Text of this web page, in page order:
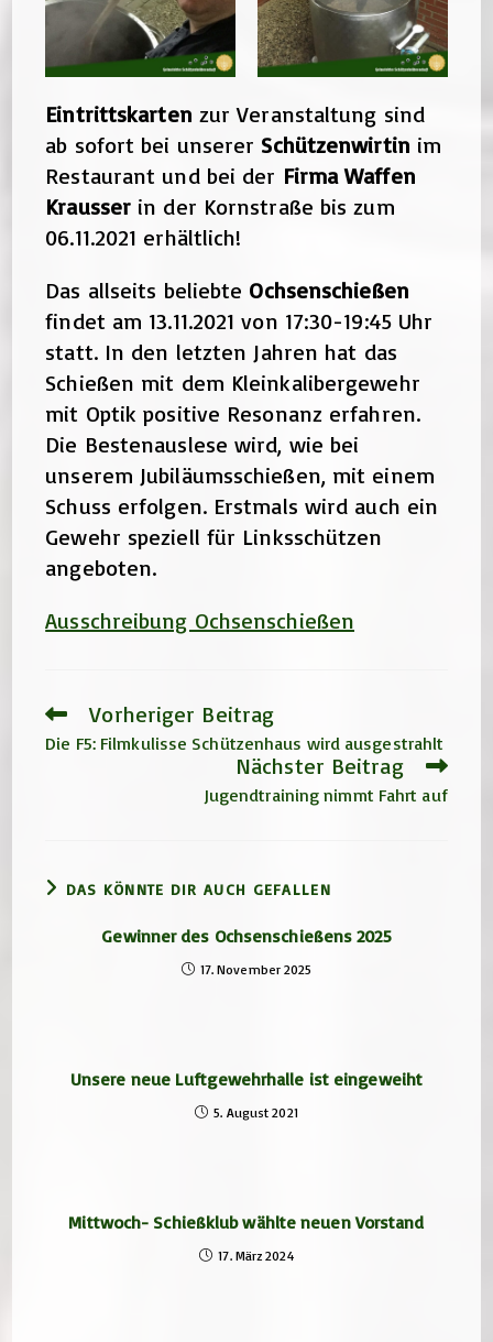
Eintrittskarten zur Veranstaltung sind
ab sofort bei unserer Schützenwirtin im
Restaurant und bei der Firma Waffen
Krausser in der Kornstraße bis zum
06.11.2021 erhältlich!
Das allseits beliebte Ochsenschießen
findet am 13.11.2021 von 17:30-19:45 Uhr
statt. In den letzten Jahren hat das
Schießen mit dem Kleinkalibergewehr
mit Optik positive Resonanz erfahren.
Die Bestenauslese wird, wie bei
unserem Jubiläumsschießen, mit einem
Schuss erfolgen. Erstmals wird auch ein
Gewehr speziell für Linksschützen
angeboten.
Ausschreibung Ochsenschießen
Weitere
Artikel
ansehen
Vorheriger Beitrag
Die F5: Filmkulisse Schützenhaus wird ausgestrahlt
Nächster Beitrag
Jugendtraining nimmt Fahrt auf
DAS KÖNNTE DIR AUCH GEFALLEN
Gewinner des Ochsenschießens 2025
17. November 2025
Unsere neue Luftgewehrhalle ist eingeweiht
5. August 2021
Mittwoch- Schießklub wählte neuen Vorstand
17. März 2024